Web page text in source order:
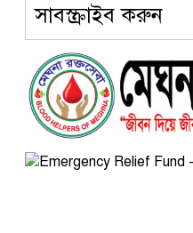
সাবস্ক্রাইব করুন